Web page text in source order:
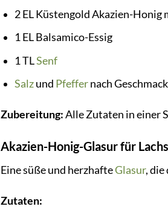
2 EL Küstengold Akazien-
1 EL Balsamico-Essig
1 TLSenf
Salzund Pfeffernach Geschmack
Zubereitung:Alle Zutaten in einer
Akazien-Honig-Glasur für Lachs
Eine süße und herzhafteGlasur, die
Zutaten: